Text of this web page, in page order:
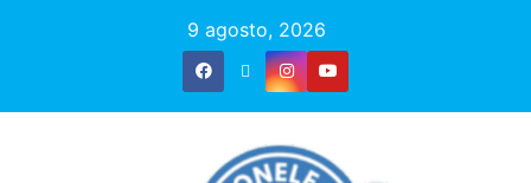
9 agosto, 2026